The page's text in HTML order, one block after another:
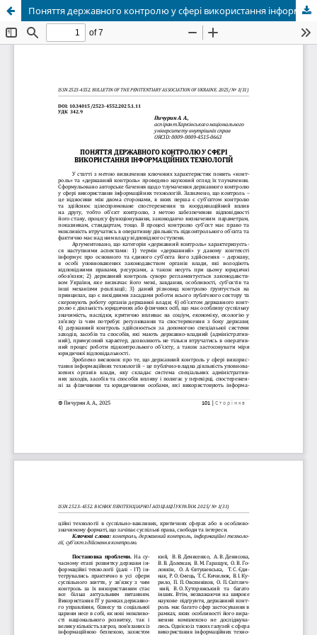
Поняття державного контролю у сфері використання інформаційних технологій